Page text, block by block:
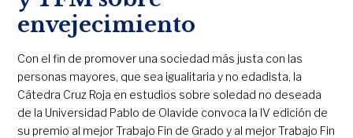
envejecimiento
Con el fin de promover una sociedad más justa con las
personas mayores, que sea igualitaria y no edadista, la
Cátedra Cruz Roja en estudios sobre soledad no deseada
de la Universidad Pablo de Olavide convoca la IV edición de
su premio al mejor Trabajo Fin de Grado y al mejor Trabajo Fin